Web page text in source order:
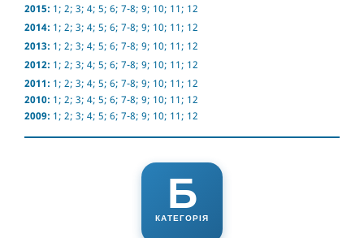
2015: 1; 2; 3; 4; 5; 6; 7-8; 9; 10; 11; 12
2014: 1; 2; 3; 4; 5; 6; 7-8; 9; 10; 11; 12
2013: 1; 2; 3; 4; 5; 6; 7-8; 9; 10; 11; 12
2012: 1; 2; 3; 4; 5; 6; 7-8; 9; 10; 11; 12
2011: 1; 2; 3; 4; 5; 6; 7-8; 9; 10; 11; 12
2010: 1; 2; 3; 4; 5; 6; 7-8; 9; 10; 11; 12
2009: 1; 2; 3; 4; 5; 6; 7-8; 9; 10; 11; 12
Б
КАТЕГОРІЯ